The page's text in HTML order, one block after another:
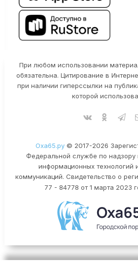
При любом использовании
обязательна. Цитирование в
при наличии гиперссылки на
которой
Оха65.ру© 2017-2026
Федеральной службе по надзору
информационных технологий
коммуникаций. Свидетельство о
77 - 84778 от 1 марта 2023